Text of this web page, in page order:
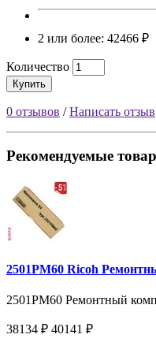
2 или более: 42466 ₽
Количество
Купить
0 отзывов /Написать отзыв
Рекомендуемые
2501PM60 Ricoh
2501PM60 Ремонтный
38134 ₽ 40141 ₽